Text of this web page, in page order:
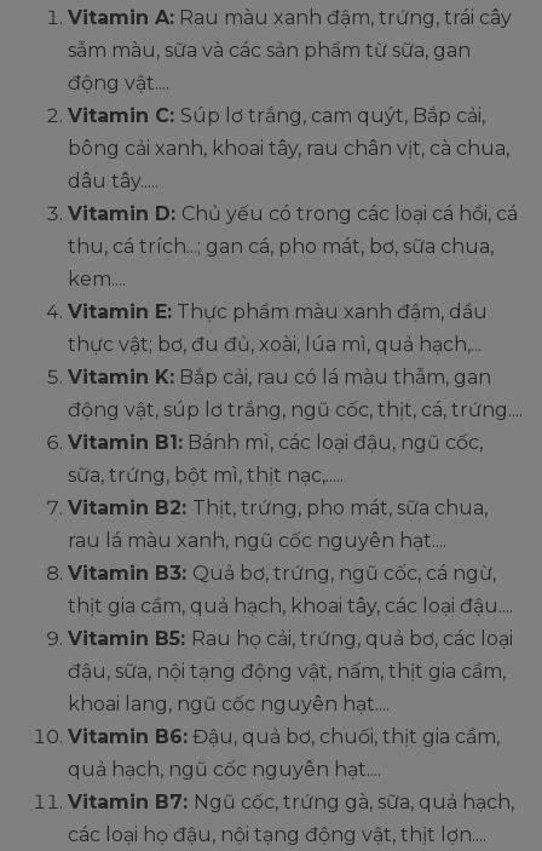
Vitamin A: Rau màu xanh đậm, trứng, trái cây
sẫm màu, sữa và các sản phẩm từ sữa, gan
động vật....
Vitamin C: Súp lơ trắng, cam quýt, Bắp cải,
bông cải xanh, khoai tây, rau chân vịt, cà chua,
dâu tây.....
Vitamin D: Chủ yếu có trong các loại cá hồi, cá
thu, cá trích...; gan cá, pho mát, bơ, sữa chua,
kem....
Vitamin E: Thực phẩm màu xanh đậm, dầu
thực vật; bơ, đu đủ, xoài, lúa mì, quả hạch,...
Vitamin K: Bắp cải, rau có lá màu thẫm, gan
động vật, súp lơ trắng, ngũ cốc, thịt, cá, trứng....
Vitamin B1: Bánh mì, các loại đậu, ngũ cốc,
sữa, trứng, bột mì, thịt nạc,.....
Vitamin B2: Thịt, trứng, pho mát, sữa chua,
rau lá màu xanh, ngũ cốc nguyên hạt....
Vitamin B3: Quả bơ, trứng, ngũ cốc, cá ngừ,
thịt gia cầm, quả hạch, khoai tây, các loại đậu....
Vitamin B5: Rau họ cải, trứng, quả bơ, các loại
đậu, sữa, nội tạng động vật, nấm, thịt gia cầm,
khoai lang, ngũ cốc nguyên hạt....
Vitamin B6: Đậu, quả bơ, chuối, thịt gia cầm,
quả hạch, ngũ cốc nguyên hạt....
Vitamin B7: Ngũ cốc, trứng gà, sữa, quả hạch,
các loại họ đậu, nội tạng động vật, thịt lợn....